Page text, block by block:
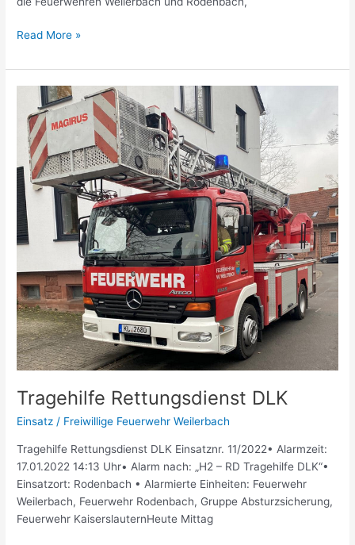
Read More »
Tragehilfe Rettungsdienst DLK
Einsatz / Freiwillige Feuerwehr Weilerbach
Tragehilfe Rettungsdienst DLK Einsatznr. 11/2022• Alarmzeit:
17.01.2022 14:13 Uhr• Alarm nach: „H2 – RD Tragehilfe DLK“•
Einsatzort: Rodenbach • Alarmierte Einheiten: Feuerwehr
Weilerbach, Feuerwehr Rodenbach, Gruppe Absturzsicherung,
Feuerwehr KaiserslauternHeute Mittag
Tragehilfe
Rettungsdienst
DLK